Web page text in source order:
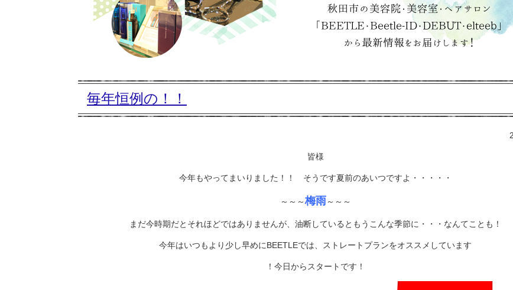
毎年恒例の！！
皆様
今年もやってまいりました！！ そうです夏前のあいつですよ・・・・・
～～～梅雨～～～
まだ今時期だとそれほどではありませんが、油断しているともうこんな季節に・・・なんてことも！
今年はいつもより少し早めにBEETLEでは、ストレートプランをオススメしています
！今日からスタートです！